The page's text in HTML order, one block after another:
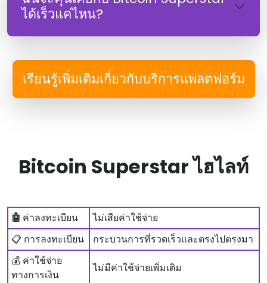
ได้เร็วแค่ไหน?
เรียนรู้เพิ่มเติมเกี่ยวกับบริการแพลตฟอร์ม
Bitcoin Superstar ไฮไลท์
🤖 ค่าลงทะเบียน
ไม่เสียค่าใช้จ่าย
📋 การลงทะเบียน
กระบวนการที่รวดเร็วและตรงไปตรงมา
💰 ค่าใช้จ่าย
ทางการเงิน
ไม่มีค่าใช้จ่ายเพิ่มเติม